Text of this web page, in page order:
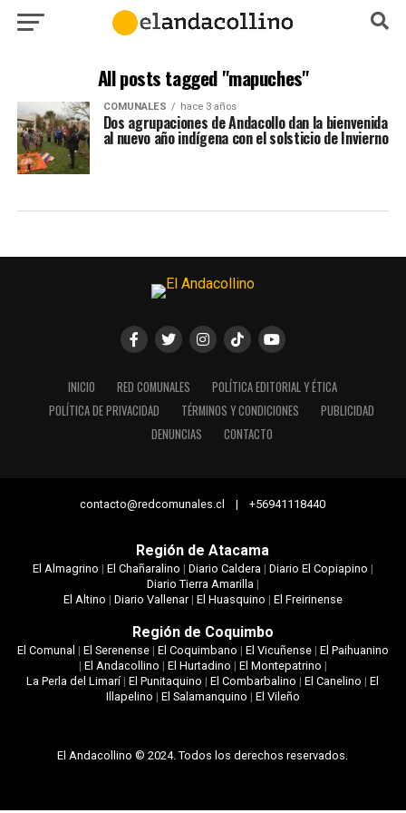
All posts tagged "mapuches"
COMUNALES hace 3 años
Dos agrupaciones de Andacollo dan la bienvenida
al nuevo año indígena con el solsticio de Invierno
INICIO RED COMUNALES
POLÍTICA EDITORIAL Y ÉTICA
POLÍTICA DE PRIVACIDAD
TÉRMINOS Y CONDICIONES
PUBLICIDAD
DENUNCIAS
CONTACTO
contacto@redcomunales.cl | +56941118440
Región de Atacama
El Almagrino | El Chañaralino | Diario Caldera| Diario El Copiapino |
Diario Tierra Amarilla|
El Altino | Diario Vallenar| El Huasquino | El Freirinense
Región de Coquimbo
El Comunal | El Serenense| El Coquimbano | El Vicuñense| El Paihuanino
| El Andacollino | El Hurtadino | El Montepatrino |
La Perla del Limarí|El Punitaquino |El Combarbalino |El Canelino |El
Illapelino | El Salamanquino | El Vileño
El Andacollino © 2024. Todos los derechos reservados.